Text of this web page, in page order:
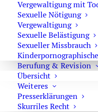
Vergewaltigung mit
Sexuelle Nötigung
Vergewaltigung
Sexuelle Belästigung
Sexueller Missbrauch
Berufung & Revision
Übersicht
Weiteres
Presserklärungen
Skurriles Recht
Kammergericht
Unterschied
Sprungrevision